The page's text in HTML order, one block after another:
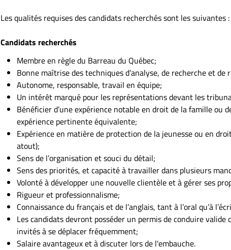
Les qualités requises des candidats recherchés sont les suivantes :
Candidats recherchés
Membre en règle du Barreau du Québec;
Bonne maîtrise des techniques d’analyse, de recherche et de
Autonome, responsable, travail en équipe;
Un intérêt marqué pour les représentations devant les
Bénéficier d’une expérience notable en droit de la famille ou
expérience pertinente équivalente;
Expérience en matière de protection de la jeunesse ou en
atout);
Sens de l’organisation et souci du détail;
Sens des priorités, et capacité à travailler dans plusieurs
Volonté à développer une nouvelle clientèle et à gérer ses
Rigueur et professionnalisme;
Connaissance du français et de l’anglais, tant à l’oral qu’à
Les candidats devront posséder un permis de conduire valide
invités à se déplacer fréquemment;
Salaire avantageux et à discuter lors de l'embauche.